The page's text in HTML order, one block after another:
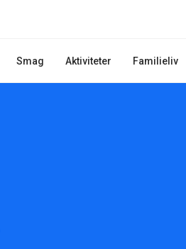
Smag Aktiviteter Familieliv